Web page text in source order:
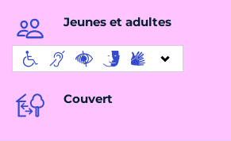
Jeunes et adultes
Couvert